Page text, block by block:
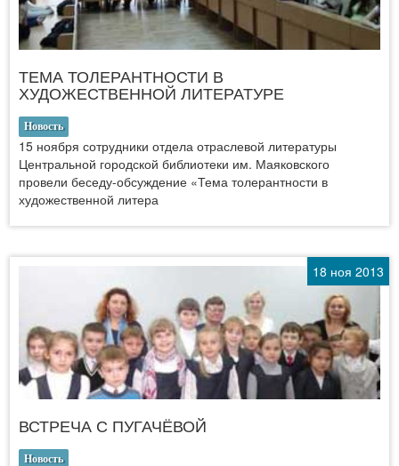
ТЕМА ТОЛЕРАНТНОСТИ В
ХУДОЖЕСТВЕННОЙ ЛИТЕРАТУРЕ
Новость
15 ноября сотрудники отдела отраслевой литературы
Центральной городской библиотеки им. Маяковского
провели беседу-обсуждение «Тема толерантности в
художественной литера
18 ноя 2013
ВСТРЕЧА С ПУГАЧЁВОЙ
Новость